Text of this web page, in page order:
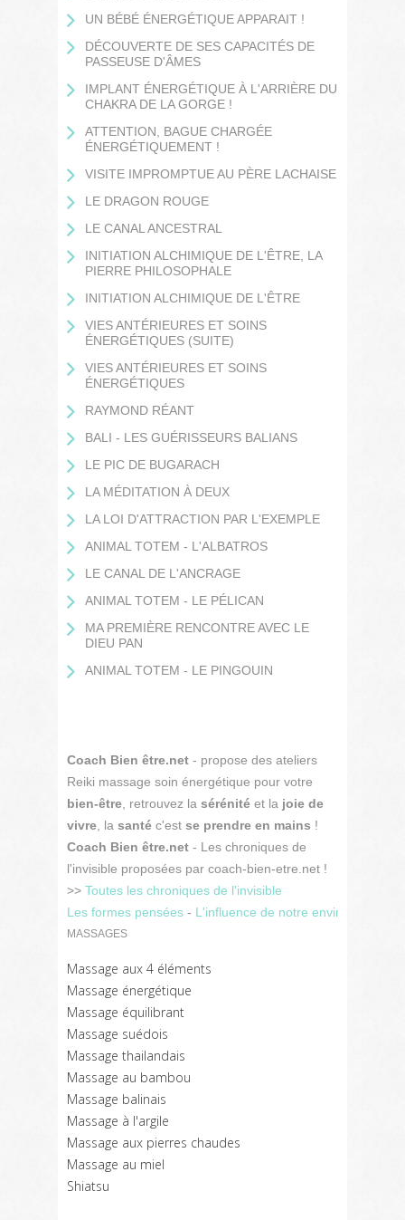
UN BÉBÉ ÉNERGÉTIQUE APPARAIT !
DÉCOUVERTE DE SES CAPACITÉS DE
PASSEUSE D'ÂMES
IMPLANT ÉNERGÉTIQUE À L'ARRIÈRE DU
CHAKRA DE LA GORGE !
ATTENTION, BAGUE CHARGÉE
ÉNERGÉTIQUEMENT !
VISITE IMPROMPTUE AU PÈRE LACHAISE
LE DRAGON ROUGE
LE CANAL ANCESTRAL
INITIATION ALCHIMIQUE DE L'ÊTRE, LA
PIERRE PHILOSOPHALE
INITIATION ALCHIMIQUE DE L'ÊTRE
VIES ANTÉRIEURES ET SOINS
ÉNERGÉTIQUES (SUITE)
VIES ANTÉRIEURES ET SOINS
ÉNERGÉTIQUES
RAYMOND RÉANT
BALI - LES GUÉRISSEURS BALIANS
LE PIC DE BUGARACH
LA MÉDITATION À DEUX
LA LOI D'ATTRACTION PAR L'EXEMPLE
ANIMAL TOTEM - L'ALBATROS
LE CANAL DE L'ANCRAGE
ANIMAL TOTEM - LE PÉLICAN
MA PREMIÈRE RENCONTRE AVEC LE
DIEU PAN
ANIMAL TOTEM - LE PINGOUIN
Coach Bien être.net - propose des ateliers
Reiki massage soin énergétique pour votre
bien-être , retrouvez la sérénité et la joie de
vivre , la santé c'est se prendre en mains !
Coach Bien être.net - Les chroniques de
l'invisible proposées par coach-bien-etre.net !
>> Toutes les chroniques de l'invisible
Les formes pensées - L'influence de notre
MASSAGES
Massage aux 4 éléments
Massage énergétique
Massage équilibrant
Massage suédois
Massage thailandais
Massage au bambou
Massage balinais
Massage à l'argile
Massage aux pierres chaudes
Massage au miel
Shiatsu